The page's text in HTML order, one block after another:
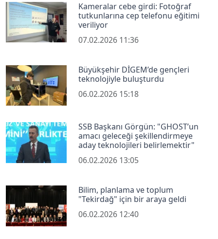
Kameralar cebe girdi: Fotoğraf
tutkunlarına cep telefonu eğitimi
veriliyor
07.02.2026 11:36
Büyükşehir DİGEM’de gençleri
teknolojiyle buluşturdu
06.02.2026 15:18
SSB Başkanı Görgün: "GHOST’un
amacı geleceği şekillendirmeye
aday teknolojileri belirlemektir"
06.02.2026 13:05
Bilim, planlama ve toplum
"Tekirdağ" için bir araya geldi
06.02.2026 12:40